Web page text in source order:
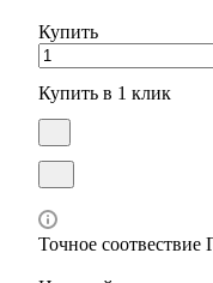
Купить
Купить в 1 клик
Точное соотвествие